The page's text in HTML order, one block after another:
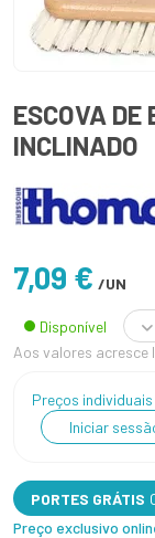
ESCOVA DE
INCLINADO
7,09 € /UN
Disponível
Aos valores acresce
Preços
Iniciar
PORTES GRÁTIS
Preço exclusivo